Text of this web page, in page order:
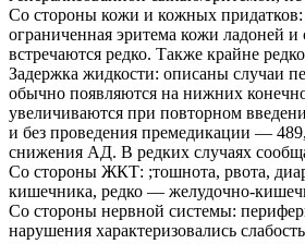
Со стороны кожи и кожных
ограниченная эритема кожи ладоней
встречаются редко. Также крайне
Задержка жидкости: описаны случаи
обычно появляются на нижних
увеличиваются при повторном
и без проведения премедикации —
снижения АД. В редких случаях
Со стороны ЖКТ: ;тошнота, рвота,
кишечника, редко — желудочно-
Со стороны нервной системы:
нарушения характеризовались